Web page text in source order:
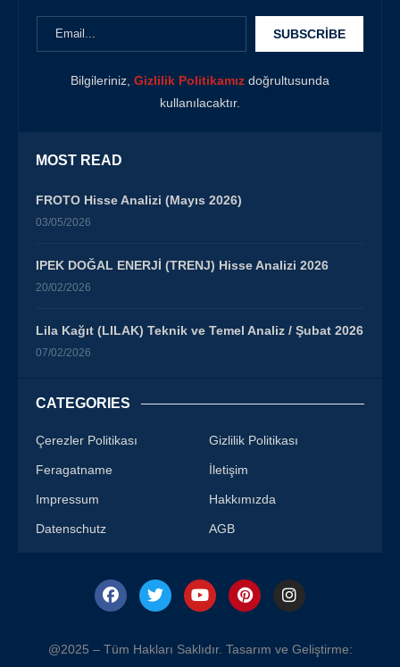
CATEGORIES
Çerezler Politikası Gizlilik Politikası
Feragatname İletişim
Impressum Hakkımızda
Datenschutz AGB
Bilgileriniz, Gizlilik Politikamız doğrultusunda
kullanılacaktır.
MOST READ
FROTO Hisse Analizi (Mayıs 2026)
03/05/2026
IPEK DOĞAL ENERJİ (TRENJ) Hisse Analizi 2026
20/02/2026
Lila Kağıt (LILAK) Teknik ve Temel Analiz / Şubat 2026
07/02/2026
@2025 – Tüm Hakları Saklıdır. Tasarım ve Geliştirme: